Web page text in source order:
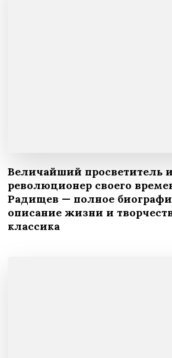
Величайший просветитель и
революционер своего
Радищев — полное
описание жизни и
классика